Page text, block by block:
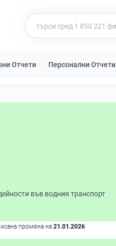
Отчети Персонални Отчети
във водния транспорт
промяна на 21.01.2026